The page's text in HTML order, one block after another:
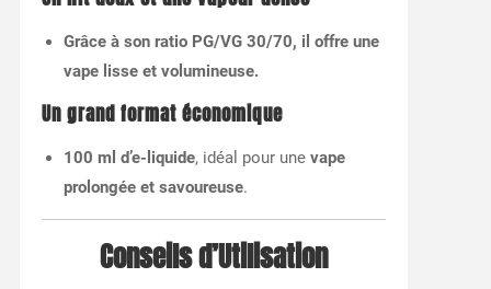
Grâce à son ratio PG/VG 30/70, il offre une
vape lisse et volumineuse.
Un grand format économique
100 ml d’e-liquide, idéal pour une vape
prolongée et savoureuse.
Conseils d’Utilisation